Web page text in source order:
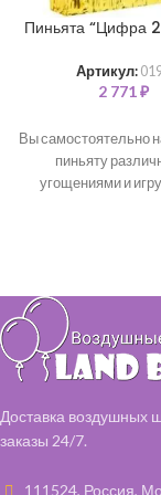
Пиньята “Цифра
Артикул:
2 771₽
Вы самостоятельно
пиньяту
угощениями и
Доставка воздушных
заказы 24/7.
111524, Россия,